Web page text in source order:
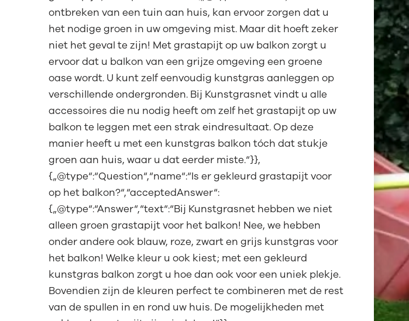
ontbreken van een tuin aan huis, kan ervoor zorgen dat u
het nodige groen in uw omgeving mist. Maar dit hoeft zeker
niet het geval te zijn! Met grastapijt op uw balkon zorgt u
ervoor dat u balkon van een grijze omgeving een groene
oase wordt. U kunt zelf eenvoudig kunstgras aanleggen op
verschillende ondergronden. Bij Kunstgrasnet vindt u alle
accessoires die nu nodig heeft om zelf het grastapijt op uw
balkon te leggen met een strak eindresultaat. Op deze
manier heeft u met een kunstgras balkon tóch dat stukje
groen aan huis, waar u dat eerder miste.“}},
{„@type“:“Question“,“name“:“Is er gekleurd grastapijt voor
op het balkon?“,“acceptedAnswer“:
{„@type“:“Answer“,“text“:“Bij Kunstgrasnet hebben we niet
alleen groen grastapijt voor het balkon! Nee, we hebben
onder andere ook blauw, roze, zwart en grijs kunstgras voor
het balkon! Welke kleur u ook kiest; met een gekleurd
kunstgras balkon zorgt u hoe dan ook voor een uniek plekje.
Bovendien zijn de kleuren perfect te combineren met de rest
van de spullen in en rond uw huis. De mogelijkheden met